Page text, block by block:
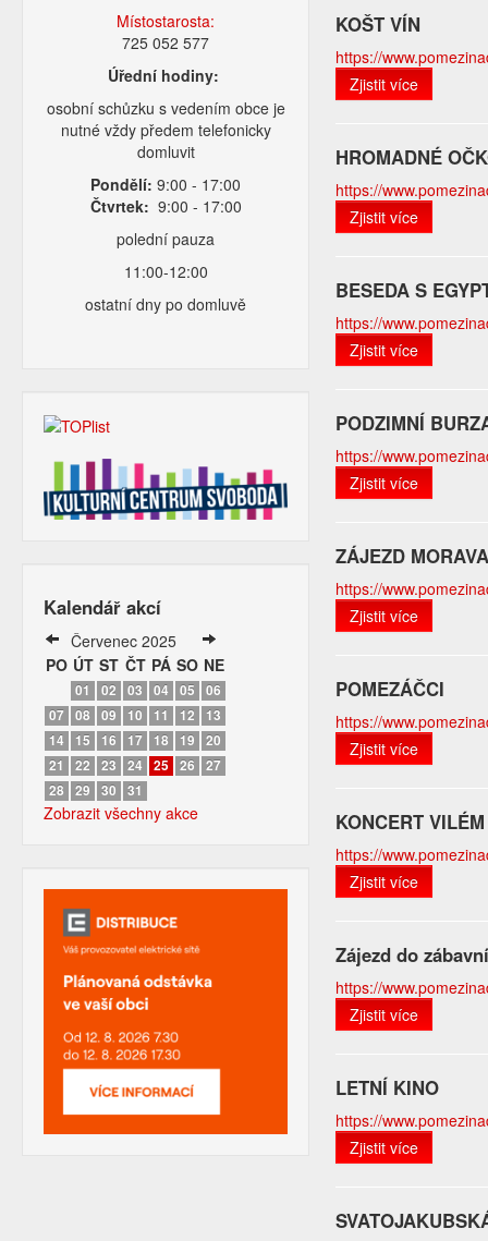
Místostarosta:
725 052 577
Úřední hodiny:
osobní schůzku s vedením obce je
nutné vždy předem telefonicky
domluvit
Pondělí: 9:00 - 17:00
Čtvrtek: 9:00 - 17:00
polední pauza
11:00-12:00
ostatní dny po domluvě
Kalendář akcí
Červenec 2025
PO ÚT ST ČT PÁ SO NE
01 02 03 04 05
06
07 08 09 10 11 12
13
14
15 16 17 18 19
20
21
22 23 24 25 26
27
28
29 30 31
Zobrazit všechny akce
KOŠT VÍN
https://
Zjistit více
HROMADNÉ
https://
Zjistit více
BESEDA S
https://
Zjistit více
PODZIMNÍ
https://
Zjistit více
ZÁJEZD
https://
Zjistit více
POMEZÁČCI
https://
Zjistit více
KONCERT
https://
Zjistit více
Zájezd do
https://
Zjistit více
LETNÍ KINO
https://
Zjistit více